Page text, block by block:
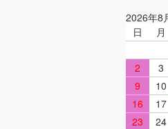
2026年8
日
月
2
3
9
10
16
17
23
24